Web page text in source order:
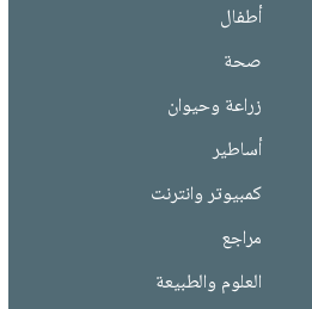
أطفال
صحة
زراعة وحيوان
أساطير
كمبيوتر وانترنت
مراجع
العلوم والطبيعة